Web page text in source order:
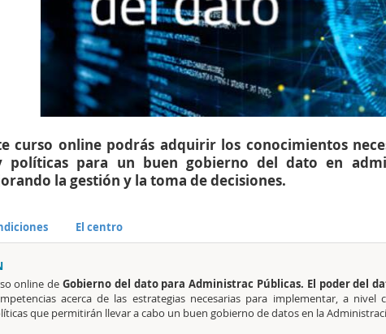
curso online podrás adquirir los conocimientos
políticas para un buen gobierno del dato en
la gestión y la toma de decisiones.
El centro
online de Gobierno del dato para Administrac Públicas. El poder del
acerca de las estrategias necesarias para implementar, a nivel
que permitirán llevar a cabo un buen gobierno de datos en la